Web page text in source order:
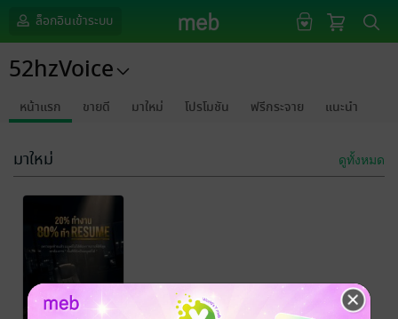
ล็อกอินเข้าระบบ
52hzVoice
หน้าแรก ขายดี มาใหม่ โปรโมชัน ฟรีกระจาย แนะนำ
มาใหม่ ดูทั้งหมด